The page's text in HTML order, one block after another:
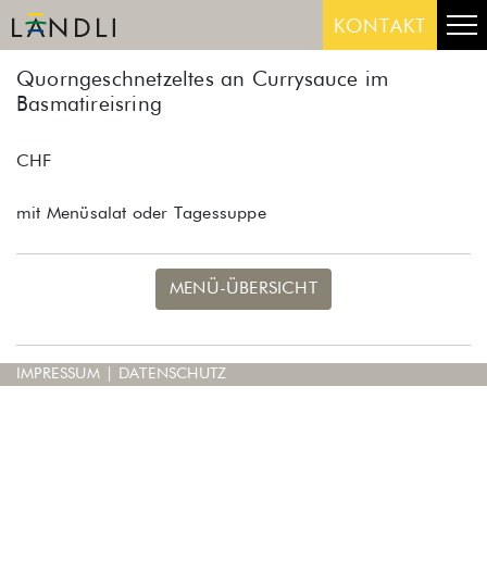
Skip
to
KONTAKT
Quorngeschnetzeltes an Currysauce im
Basmatireisring
CHF
mit Menüsalat oder Tagessuppe
MENÜ-ÜBERSICHT
IMPRESSUM DATENSCHUTZ